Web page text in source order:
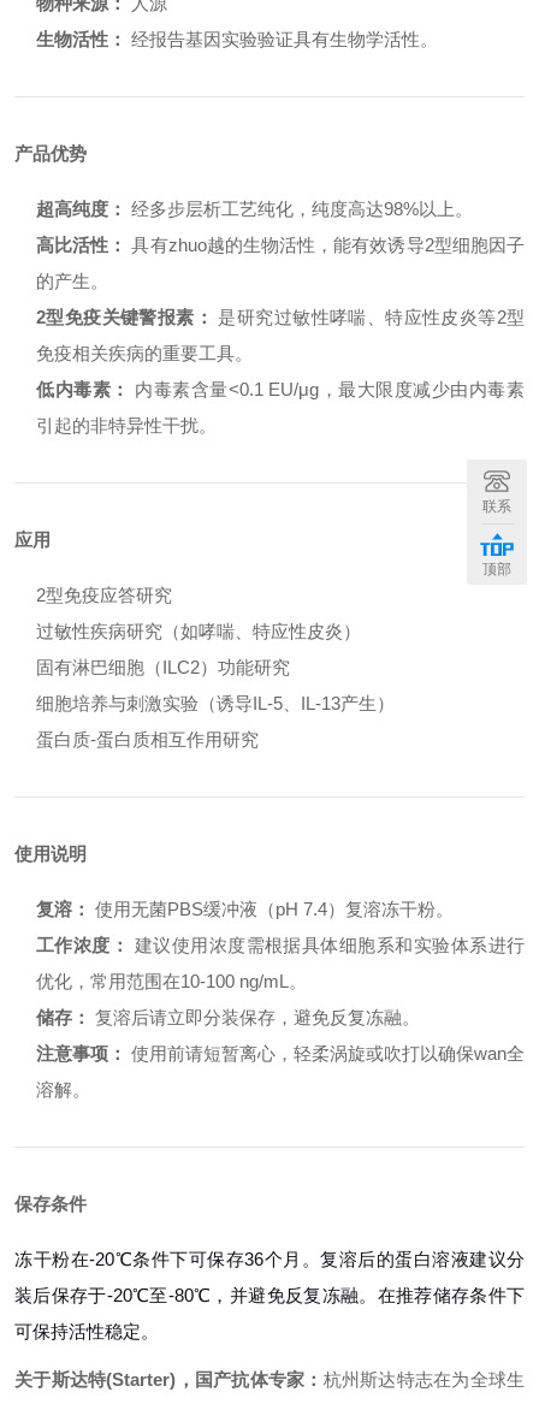
生物活性： 经报告基因实验验证具有生物学活性。
产品优势
超高纯度： 经多步层析工艺纯化，纯度高达98%以上。
高比活性： 具有zhuo越的生物活性，能有效诱导2型细胞因子
的产生。
2型免疫关键警报素：
是研究过敏性哮喘、特应性皮炎等2型
免疫相关疾病的重要工具。
低内毒素：
内毒素含量<0.1 EU/μg，最大限度减少由内毒素
引起的非特异性干扰。
应用
2型免疫应答研究
过敏性疾病研究（如哮喘、特应性皮炎）
固有淋巴细胞（ILC2）功能研究
细胞培养与刺激实验（诱导IL-5、IL-13产生）
蛋白质-蛋白质相互作用研究
使用说明
复溶： 使用无菌PBS缓冲液（pH 7.4）复溶冻干粉。
工作浓度：
建议使用浓度需根据具体细胞系和实验体系进行
优化，常用范围在10-100 ng/mL。
储存： 复溶后请立即分装保存，避免反复冻融。
注意事项： 使用前请短暂离心，轻柔涡旋或吹打以确保wan全
溶解。
保存条件
冻干粉在-20℃条件下可保存36个月。复溶后的蛋白溶液建议分
装后保存于-20℃至-80℃，并避免反复冻融。在推荐储存条件下
可保持活性稳定。
关于斯达特(Starter)，国产抗体专家： 杭州斯达特志在为全球生
联系
顶部